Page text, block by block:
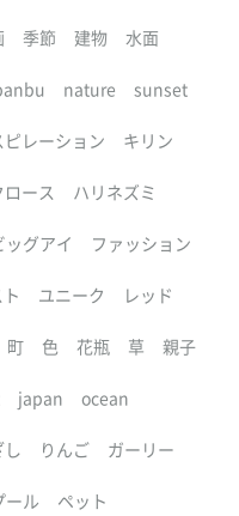
季節 建物 水面
nature sunset
ピレーション キリン
ース ハリネズミ
ッグアイ ファッション
ユニーク レッド
町 色 花瓶 草 親子
japan ocean
し りんご ガーリー
ール ペット